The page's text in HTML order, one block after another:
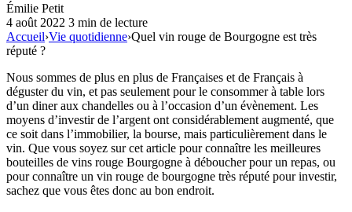
Émilie Petit
4 août 2022 3 min de lecture
Accueil›Vie quotidienne›Quel vin rouge de Bourgogne est très
réputé ?
Nous sommes de plus en plus de Françaises et de Français à
déguster du vin, et pas seulement pour le consommer à table lors
d’un diner aux chandelles ou à l’occasion d’un évènement. Les
moyens d’investir de l’argent ont considérablement augmenté, que
ce soit dans l’immobilier, la bourse, mais particulièrement dans le
vin. Que vous soyez sur cet article pour connaître les meilleures
bouteilles de vins rouge Bourgogne à déboucher pour un repas, ou
pour connaître un vin rouge de bourgogne très réputé pour investir,
sachez que vous êtes donc au bon endroit.